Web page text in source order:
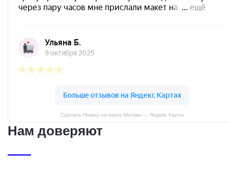
Сделать Номер на карте Москвы — Яндекс Карты
Нам доверяют